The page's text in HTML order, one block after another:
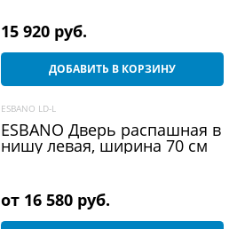
15 920 руб.
ДОБАВИТЬ В КОРЗИНУ
ESBANO LD-L
ESBANO Дверь распашная в
нишу левая, ширина 70 см
от 16 580 руб.